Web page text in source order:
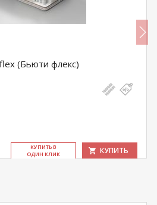
(Бьюти флекс)
КУ­ПИТЬ В
ОДИН КЛИК
КУПИТЬ